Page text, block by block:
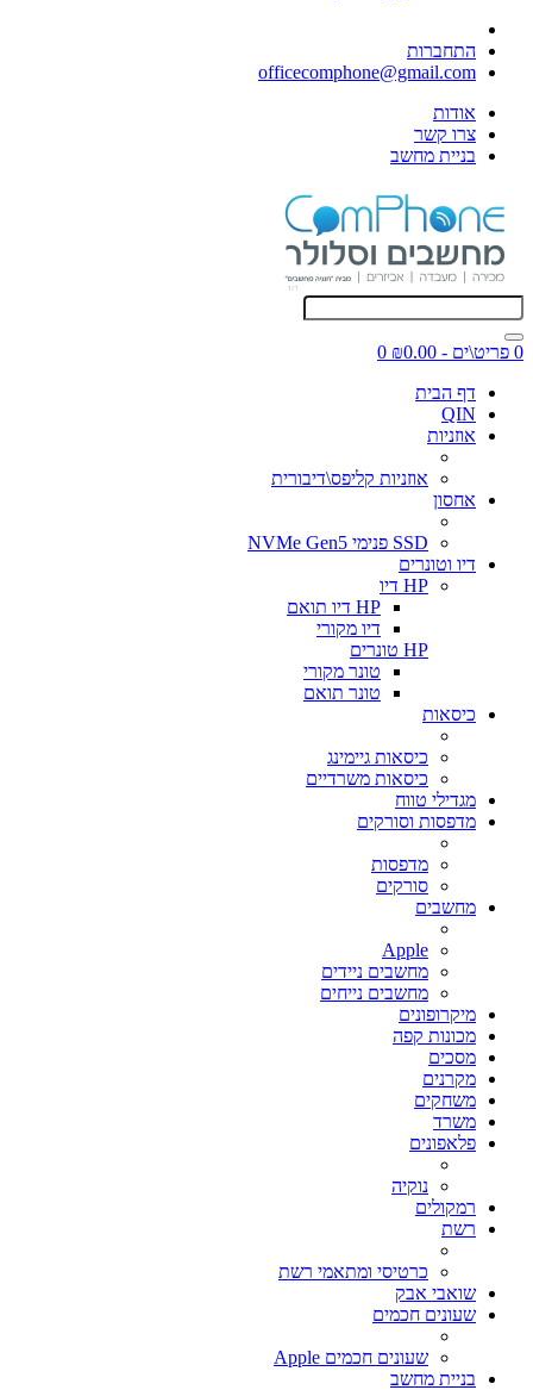
התחברות
officecomphone@gmail.com
אודות
צרו קשר
בניית מחשב
0 פריט\ים - ₪0.00
0
דף הבית
QIN
אוזניות
אוזניות קליפס\דיבורית
אחסון
SSD פנימי NVMe Gen5
דיו וטונרים
HP דיו
HP דיו תואם
דיו מקורי
HP טונרים
טונר מקורי
טונר תואם
כיסאות
כיסאות גיימינג
כיסאות משרדיים
מגדילי טווח
מדפסות וסורקים
מדפסות
סורקים
מחשבים
Apple
מחשבים ניידים
מחשבים נייחים
מיקרופונים
מכונות קפה
מסכים
מקרנים
משחקים
משרד
פלאפונים
נוקיה
רמקולים
רשת
כרטיסי ומתאמי רשת
שואבי אבק
שעונים חכמים
שעונים חכמים Apple
בניית מחשב